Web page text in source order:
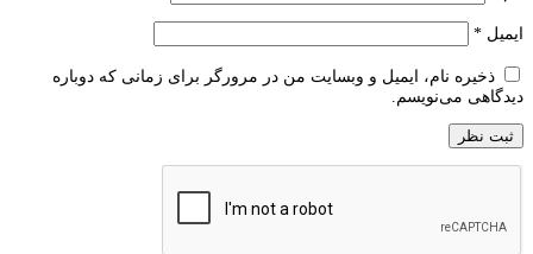
ایمیل *
ذخیره نام، ایمیل و وبسایت من در مرورگر برای زمانی که دوباره
دیدگاهی می‌نویسم.